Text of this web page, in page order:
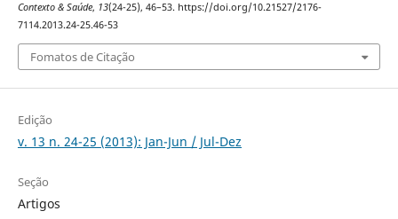
Contexto & Saúde, 13(24-25), 46–53. https://doi.org/10.21527/2176-
7114.2013.24-25.46-53
Fomatos de Citação
Edição
v. 13 n. 24-25 (2013): Jan-Jun / Jul-Dez
Seção
Artigos